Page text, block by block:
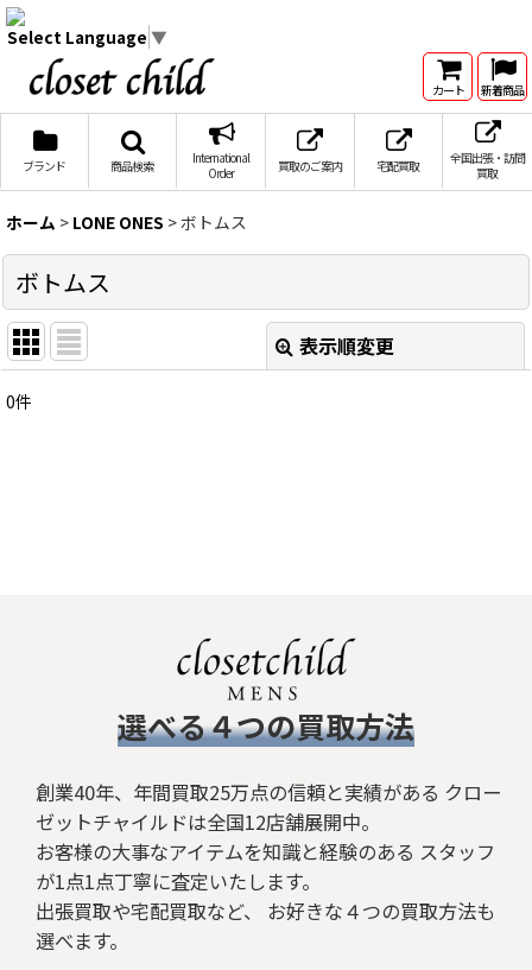
Select Language ▼
カート 新着商品
ブランド 商品検索
International
Order
買取のご案内 宅配買取
全国出張・訪問
買取
ホーム > LONE ONES >ボトムス
ボトムス
表示順変更
表示数
0件
​選べる４つの買取方法
創業40年、年間買取25万点の信頼と実績がある クロー
ゼットチャイルドは全国12店舗展開中。
お客様の大事なアイテムを知識と経験のある スタッフ
が1点1点丁寧に査定いたします。
出張買取や宅配買取など、 お好きな４つの買取方法も
選べます。